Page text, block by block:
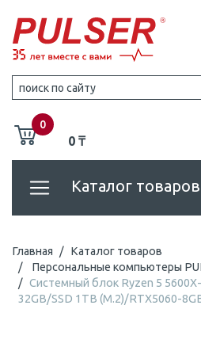
0
0 ₸
Каталог товаров
Главная
Каталог товаров
Персональные компьютеры
Системный блок Ryzen 5
32GB/SSD 1TB (M.2)/RTX5060-